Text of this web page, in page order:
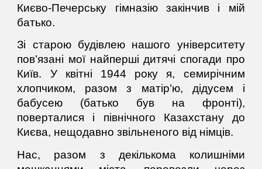
Києво-Печерську гімназію закінчив і мій
батько.
Зі старою будівлею нашого університету
пов’язані мої найперші дитячі спогади про
Київ. У квітні 1944 року я, семирічним
хлопчиком, разом з матір’ю, дідусем і
бабусею (батько був на фронті),
поверталися і північного Казахстану до
Києва, нещодавно звільненого від німців.
Нас, разом з декількома колишніми